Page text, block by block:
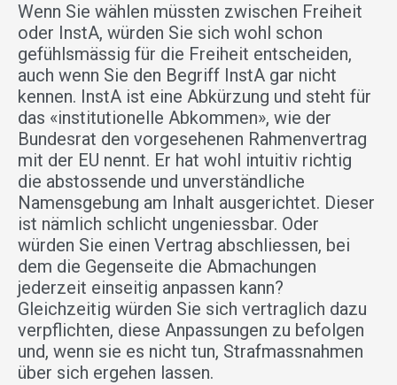
Wenn Sie wählen müssten zwischen Freiheit
oder InstA, würden Sie sich wohl schon
gefühlsmässig für die Freiheit entsch­eiden,
auch wenn Sie den Begriff InstA gar nicht
kennen. InstA ist eine Abkürzung und steht für
das «institutionelle Abkommen», wie der
Bundesrat den vorgesehenen Rahmenvertrag
mit der EU nennt. Er hat wohl intuitiv richtig
die abstossende und unverständliche
Namensgebung am Inhalt ausgerichtet. Dieser
ist nämlich schlicht ungeniessbar. Oder
würden Sie einen Vertrag abschliessen, bei
dem die Gegenseite die Abmachungen
jederzeit einseitig anpassen kann?
Gleichzeitig würden Sie sich vertraglich dazu
verpflichten, diese Anpassungen zu befolgen
und, wenn sie es nicht tun, Strafmassnahmen
über sich ergehen lassen.